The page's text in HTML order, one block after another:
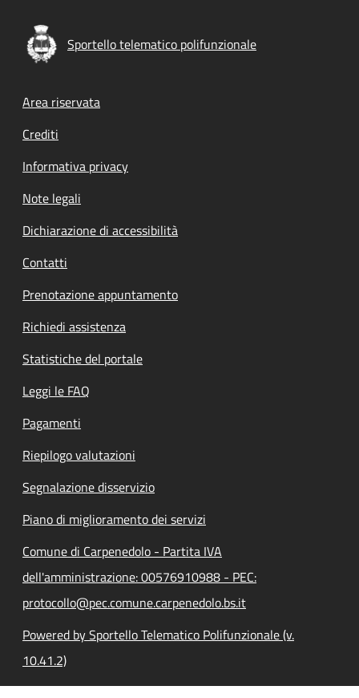
Sportello telematico polifunzionale
Footer menu
Area riservata
Crediti
Informativa privacy
Note legali
Dichiarazione di accessibilità
Contatti
Prenotazione appuntamento
Richiedi assistenza
Statistiche del portale
Leggi le FAQ
Pagamenti
Riepilogo valutazioni
Segnalazione disservizio
Piano di miglioramento dei servizi
Comune di Carpenedolo - Partita IVA
dell'amministrazione: 00576910988 - PEC:
protocollo@pec.comune.carpenedolo.bs.it
Powered by Sportello Telematico Polifunzionale (v.
10.41.2)